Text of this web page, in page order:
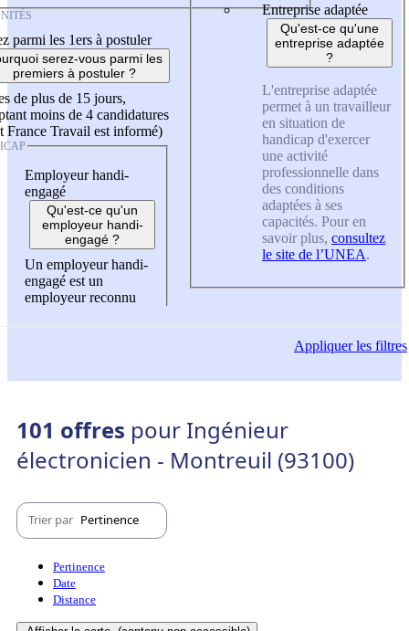
parmi les 1ers à postuler
serez-vous parmi les
premiers à postuler ?
de plus de 15 jours,
moins de 4 candidatures
France Travail est informé)
Employeur handi-
engagé
Qu'est-ce qu'un
employeur handi-
engagé ?
Un employeur handi-
engagé est un
employeur reconnu
Entreprise adaptée
Qu'est-ce qu'une
entreprise adaptée
?
L'entreprise adaptée
permet à un travailleur
en situation de
handicap d'exercer
une activité
professionnelle dans
des conditions
adaptées à ses
capacités. Pour en
savoir plus, consultez
le site de l’UNEA.
Appliquerles filtres
101 offres pour Ingénieur
électronicien - Montreuil (93100)
Trier par Pertinence
Pertinence
Date
Distance